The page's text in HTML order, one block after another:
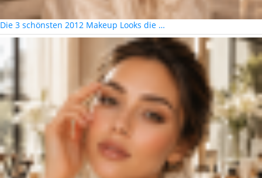
Die 3 schönsten 2012 Makeup Looks die …